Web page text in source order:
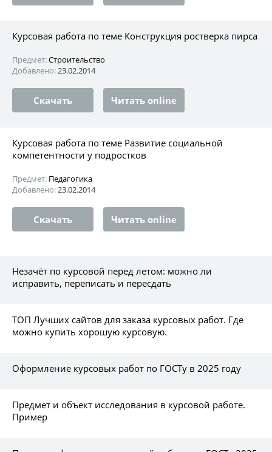
Курсовая работа по теме Конструкция ростверка пирса
Предмет:Строительство
Добавлено:23.02.2014
Скачать Читать online
Курсовая работа по теме Развитие социальной
компетентности у подростков
Предмет: Педагогика
Добавлено:23.02.2014
Скачать Читать online
Незачёт по курсовой перед летом: можно ли
исправить, переписать и пересдать
ТОП Лучших сайтов для заказа курсовых работ. Где
можно купить хорошую курсовую.
Оформление курсовых работ по ГОСТу в 2025 году
Предмет и объект исследования в курсовой работе.
Пример